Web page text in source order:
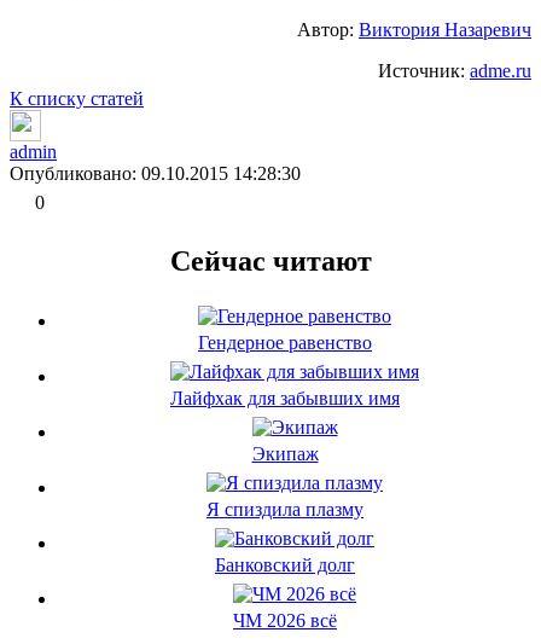
Автор: Виктория Назаревич
Источник: adme.ru
К списку статей
admin
Опубликовано: 09.10.2015 14:28:30
0
Сейчас читают
Гендерное равенство
Лайфхак для забывших имя
Экипаж
Я спиздила плазму
Банковский долг
ЧМ 2026 всё